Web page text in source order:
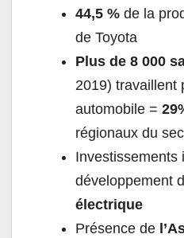
44,5 % de la
de Toyota
Plus de 8 000
2019) travaillent
automobile =
régionaux du
Investissements
développement
électrique
Présence de